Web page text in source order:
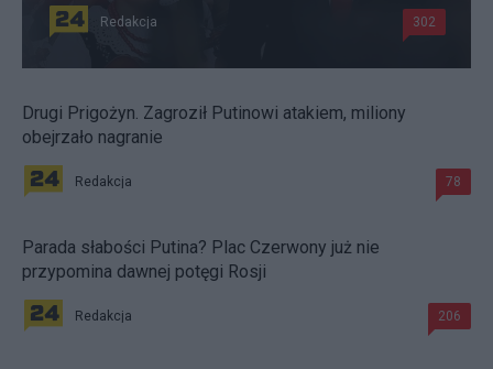
Redakcja 302
Drugi Prigożyn. Zagroził Putinowi atakiem, miliony
obejrzało nagranie
Redakcja 78
Parada słabości Putina? Plac Czerwony już nie
przypomina dawnej potęgi Rosji
Redakcja 206